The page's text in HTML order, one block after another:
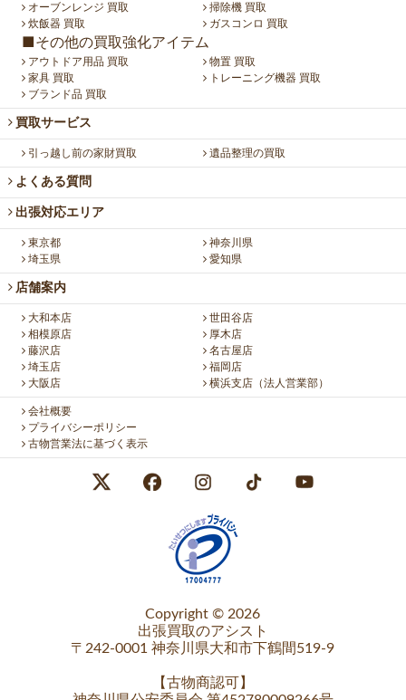
オーブンレンジ 買取
掃除機 買取
炊飯器 買取
ガスコンロ 買取
■その他の買取強化アイテム
アウトドア用品 買取
物置 買取
家具 買取
トレーニング機器 買取
ブランド品 買取
買取サービス
引っ越し前の家財買取 遺品整理の買取
よくある質問
出張対応エリア
東京都
神奈川県
埼玉県
愛知県
店舗案内
大和本店
世田谷店
相模原店
厚木店
藤沢店
名古屋店
埼玉店
福岡店
大阪店
横浜支店（法人営業部）
会社概要
プライバシーポリシー
古物営業法に基づく表示
Copyright © 2026
出張買取のアシスト
〒242-0001 神奈川県大和市下鶴間519-9
【古物商認可
】